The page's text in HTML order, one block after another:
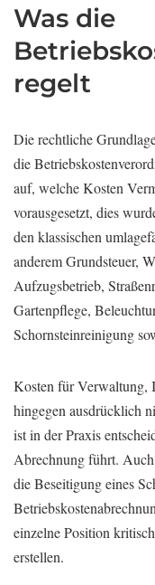
Was die
regelt
Die rechtliche
die
auf, welche Kosten
vorausgesetzt, dies
den klassischen
anderem Grundsteuer,
Aufzugsbetrieb,
Gartenpflege,
Schornsteinreinigung
Kosten für Verwaltung,
hingegen ausdrücklich
ist in der Praxis
Abrechnung führt.
die Beseitigung eines
einzelne Position
erstellen.